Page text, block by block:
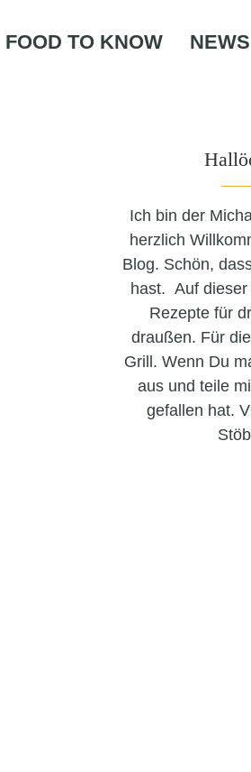
FOOD TO KNOW NEWS
Ich bin der
herzlich
Blog. Schön,
hast. Auf
Rezepte für
draußen. Für
Grill. Wenn Du
aus und teile
gefallen hat.